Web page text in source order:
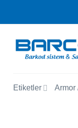
Etiketler Armor